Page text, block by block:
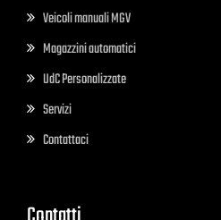
Veicoli manuali MGV
Magazzini automatici
UdC Personalizzate
Servizi
Contattaci